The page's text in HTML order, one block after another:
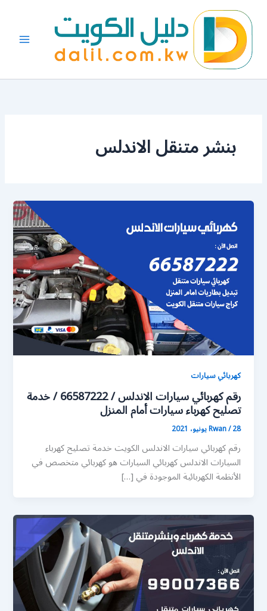
المحتوى
بنشر متنقل الاندلس
كهربائي سيارات
رقم كهربائي سيارات الاندلس / 66587222 / خدمة
تصليح كهرباء سيارات أمام المنزل
Rwan/28 يونيو، 2021
رقم كهربائي سيارات الاندلس الكويت خدمة تصليح كهرباء
السيارات الاندلس كهربائي السيارات هو كهربائي متخصص في
الأنظمة الكهربائية الموجودة في […]